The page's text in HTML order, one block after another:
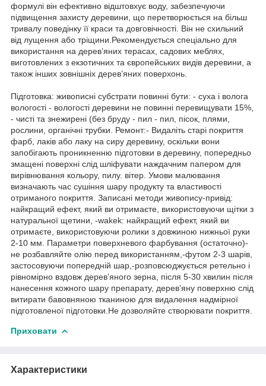
формулі він ефективно відштовхує воду, забезпечуючи
підвищення захисту деревини, що перетворюється на більш
тривалу поведінку її краси та довговічності. Він не схильний
від лущення або тріщини.Рекомендується спеціально для
використання на дерев’яних терасах, садових меблях,
виготовлених з екзотичних та європейських видів деревини, а
також інших зовнішніх дерев’яних поверхонь.
Підготовка: живописні субстрати повинні бути: - суха і волога
вологості - вологості деревини не повинні перевищувати 15%,
- чисті та знежирені (без бруду - пил - пил, пісок, плями,
рослини, органічні трубки. Ремонт:- Видаліть старі покриття
фарб, лаків або лаку на сиру деревину, оскільки вони
запобігають проникненню підготовки в деревину, попередньо
змащені поверхні слід шліфувати наждачним папером для
вирівнювання кольору, пилу. вітер. Умови малювання
визначають час сушіння шару продукту та властивості
отриманого покриття. Записані методи живопису-привід:
найкращий ефект, який ви отримаєте, використовуючи щітки з
натуральної щетини, -wakek: найкращий ефект, який ви
отримаєте, використовуючи ролики з довжиною нижньої руки
2-10 мм. Параметри поверхневого фарбування (остаточно)-
не розбавляйте олію перед використанням,-футом 2-3 шарів,
застосовуючи попередній шар,-розповсюджується ретельно і
рівномірно вздовж дерев’яного зерна, після 5-30 хвилин після
нанесення кожного шару препарату, дерев’яну поверхню слід
витирати бавовняною тканиною для видалення надмірної
підготовленої підготовки.Не дозволяйте створювати покриття.
Приховати
Характеристики